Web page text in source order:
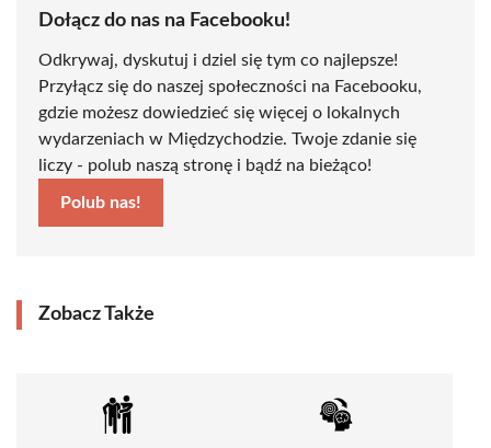
Dołącz do nas na Facebooku!
Odkrywaj, dyskutuj i dziel się tym co najlepsze!
Przyłącz się do naszej społeczności na Facebooku,
gdzie możesz dowiedzieć się więcej o lokalnych
wydarzeniach w Międzychodzie. Twoje zdanie się
liczy - polub naszą stronę i bądź na bieżąco!
Polub nas!
Zobacz Także